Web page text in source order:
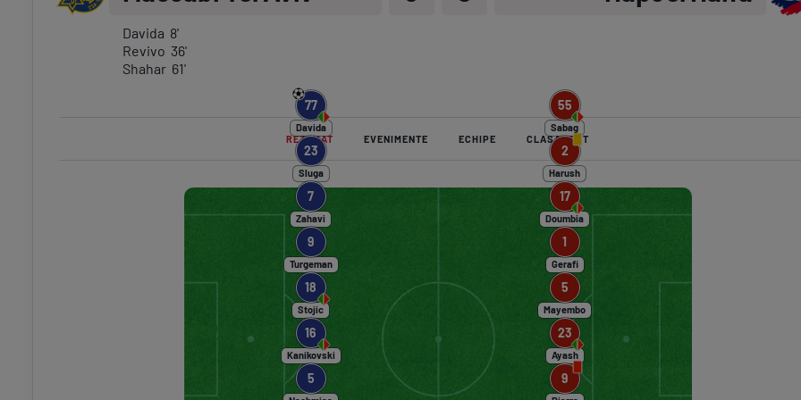
Program TV
Davida 8'
Revivo 36'
Shahar 61'
REZUMAT EVENIMENTE ECHIPE CLASAMENT
5
16
Kanikovski
18
Stojic
9
Turgeman
7
Zahavi
23
Sluga
77
Davida
55
Sabag
2
Harush
17
Doumbia
1
Gerafi
5
Mayembo
23
Ayash
9